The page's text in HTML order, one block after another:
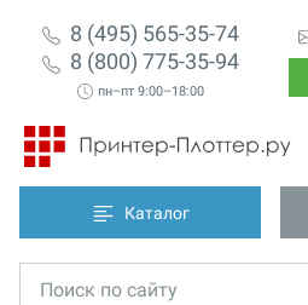
8 (495) 565-35-74
8 (800) 775-35-94
пн–пт 9:00–18:00
Каталог